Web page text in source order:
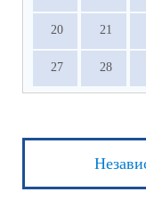
20 21
27 28